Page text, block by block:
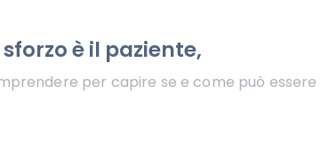
è il paziente,
per capire se e come può essere